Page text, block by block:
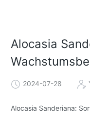
Alocasia
2024-07-28
Alocasia Sanderiana: